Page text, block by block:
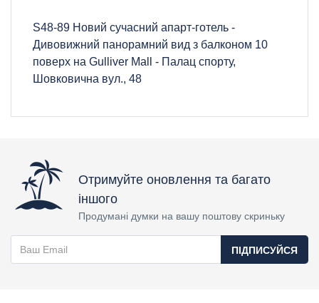
S48-89 Новий сучасний апарт-готель -
Дивовижний панорамний вид з балконом 10
поверх на Gulliver Mall - Палац спорту,
Шовковична вул., 48
Отримуйте оновлення та багато
іншого
Продумані думки на вашу поштову скриньку
ПІДПИСУЙСЯ